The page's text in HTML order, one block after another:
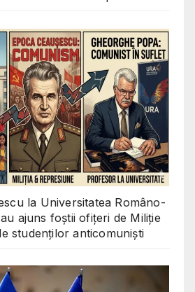
la Universitatea Româno-
ajuns foștii ofițeri de Miliție
studenților anticomuniști